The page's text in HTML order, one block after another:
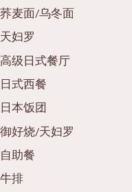
荞麦面/乌冬面
天妇罗
高级日式餐厅
日式西餐
日本饭团
御好烧/天妇罗
自助餐
牛排